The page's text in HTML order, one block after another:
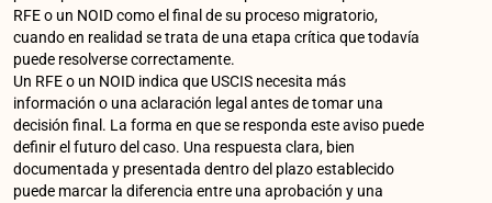
RFE o un NOID como el final de su proceso migratorio,
cuando en realidad se trata de una etapa crítica que todavía
puede resolverse correctamente.
Un RFE o un NOID indica que USCIS necesita más
información o una aclaración legal antes de tomar una
decisión final. La forma en que se responda este aviso puede
definir el futuro del caso. Una respuesta clara, bien
documentada y presentada dentro del plazo establecido
puede marcar la diferencia entre una aprobación y una